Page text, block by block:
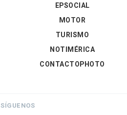
EPSOCIAL
MOTOR
TURISMO
NOTIMÉRICA
CONTACTOPHOTO
SÍGUENOS